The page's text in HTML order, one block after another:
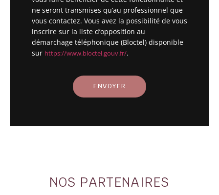
ne seront transmises qu’au professionnel que
vous contactez. Vous avez la possibilité de vous
inscrire sur la liste d’opposition au
démarchage téléphonique (Bloctel) disponible
sur https://www.bloctel.gouv.fr/.
NOS PARTENAIRES